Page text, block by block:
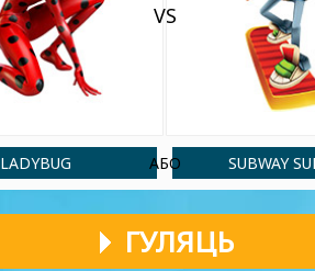
LADYBUG
VS
АБО SUBWAY
ГУЛЯЦЬ